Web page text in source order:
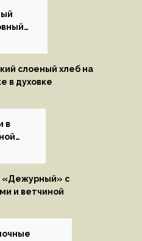
слоеный хлеб на
в духовке
в
«Дежурный» с
и ветчиной